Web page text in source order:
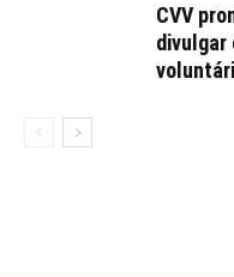
CVV
divulgar